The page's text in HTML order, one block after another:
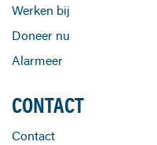
Werken bij
Doneer nu
Alarmeer
CONTACT
Contact